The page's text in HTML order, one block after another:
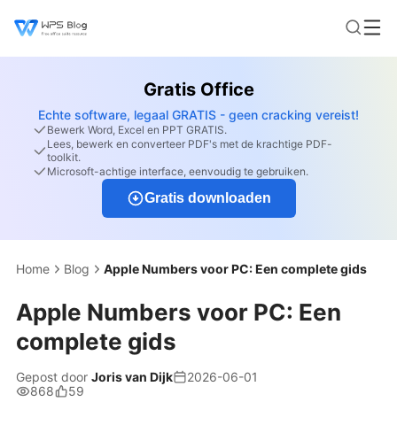
Gratis Office
Echte software, legaal GRATIS - geen cracking vereist!
Bewerk Word, Excel en PPT GRATIS.
Lees, bewerk en converteer PDF's met de krachtige PDF-
toolkit.
Microsoft-achtige interface, eenvoudig te gebruiken.
Gratis downloaden
Home Blog Apple Numbers voor PC: Een complete gids
Apple Numbers voor PC: Een
complete gids
Gepost door Joris van Dijk
2026-06-01
868
59